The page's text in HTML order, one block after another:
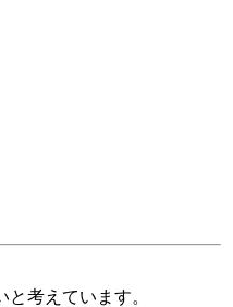
考えています。